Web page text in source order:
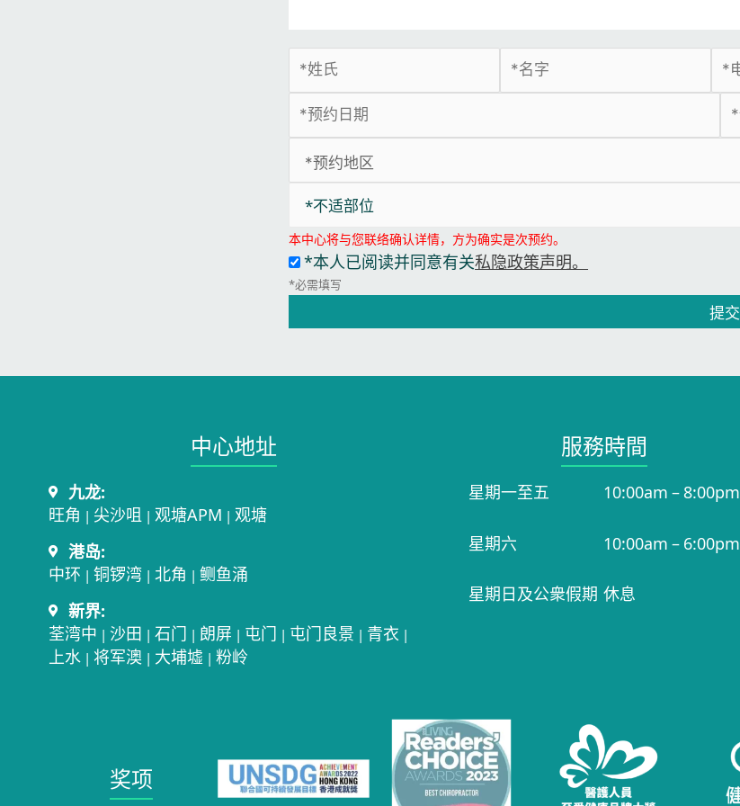
*不适部位
本中心将与您联络确认详情，方为确实是次预约。
*本人已阅读并同意有关私隐政策声明。
*必需填写
提交
中心地址​
九龙:
旺角 | 尖沙咀 | 观塘APM | 观塘
港岛:
中环 | 铜锣湾| 北角 | 鲗鱼涌
新界:
荃湾中 | 沙田 | 石门 | 朗屏 | 屯门 | 屯门良景 | 青衣 |
上水| 将军澳 | 大埔墟 | 粉岭
服務時間​
星期一至五 10:00am – 8:00pm
星期六 10:00am – 6:00pm
星期日及公衆假期 休息
奖项